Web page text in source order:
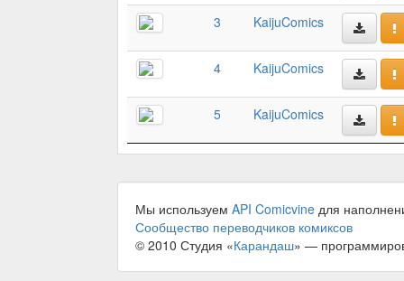
3 KaijuComics
4 KaijuComics
5 KaijuComics
Мы используем API Comicvine для
Сообщество переводчиков комиксов
© 2010 Студия «Карандаш» —